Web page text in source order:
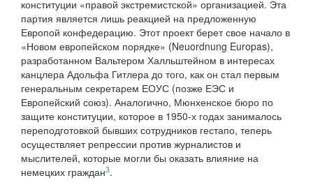
конституции «правой экстремистской» организацией. Эта
партия является лишь реакцией на предложенную
Европой конфедерацию. Этот проект берет свое начало в
«Новом европейском порядке» (Neuordnung Europas),
разработанном Вальтером Халльштейном в интересах
канцлера Адольфа Гитлера до того, как он стал первым
генеральным секретарем ЕОУС (позже ЕЭС и
Европейский союз). Аналогично, Мюнхенское бюро по
защите конституции, которое в 1950-х годах занималось
переподготовкой бывших сотрудников гестапо, теперь
осуществляет репрессии против журналистов и
мыслителей, которые могли бы оказать влияние на
немецких граждан3.